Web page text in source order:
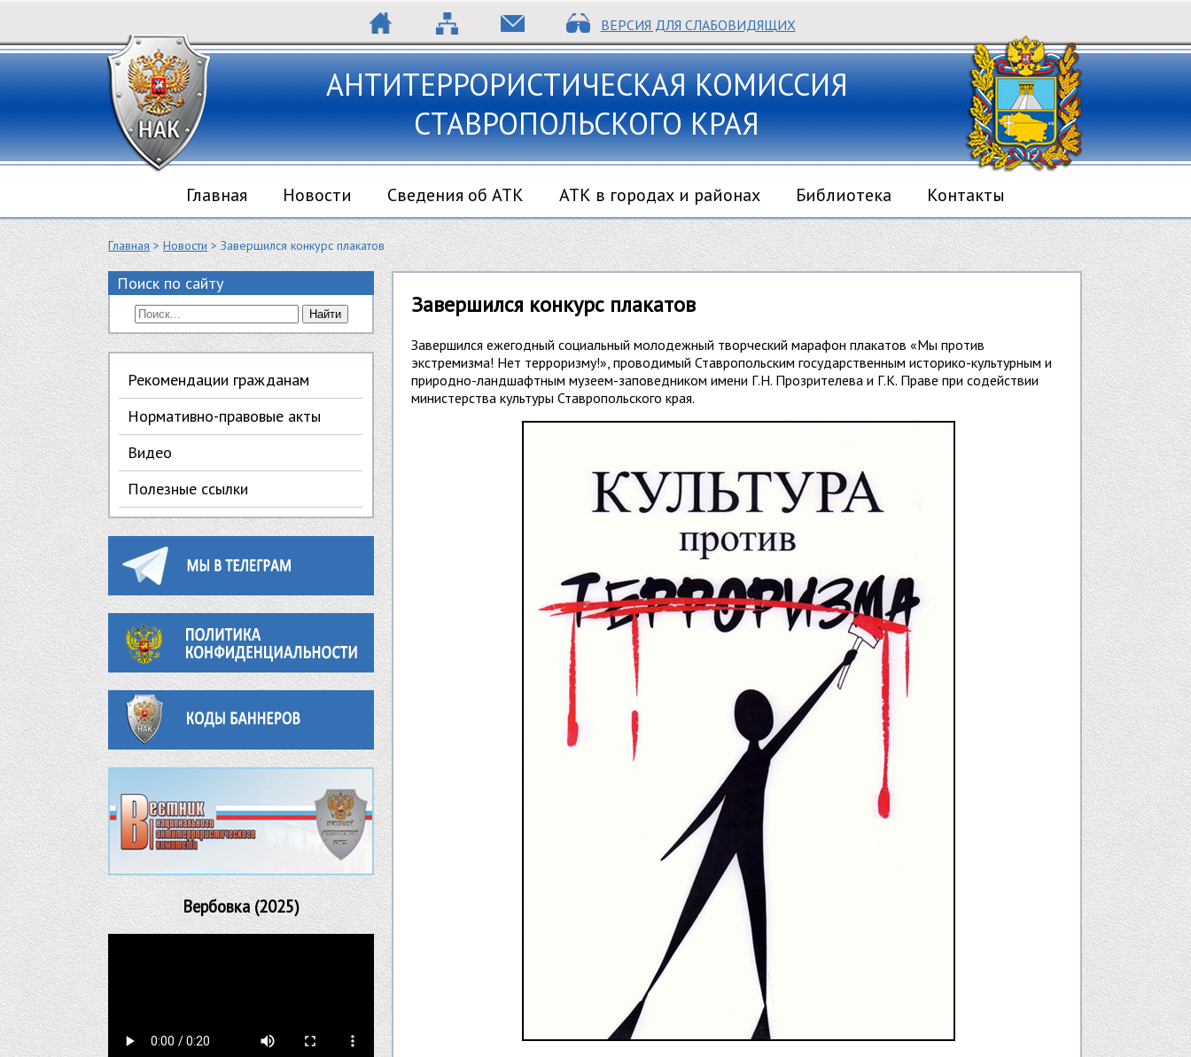
ВЕРСИЯ ДЛЯ СЛАБОВИДЯЩИХ
АНТИТЕРРОРИСТИЧЕСКАЯ КОМИССИЯ
СТАВРОПОЛЬСКОГО КРАЯ
Главная Новости Сведения об АТК АТК в городах и районах Библиотека Контакты
Главная>Новости> Завершился конкурс плакатов
Поиск по сайту
Найти
Рекомендации гражданам
Нормативно-правовые акты
Видео
Полезные ссылки
Вербовка (2025)
Завершился конкурс плакатов
Завершился ежегодный социальный молодежный творческий марафон плакатов «Мы против
экстремизма! Нет терроризму!», проводимый Ставропольским государственным историко-культурным и
природно-ландшафтным музеем-заповедником имени Г.Н. Прозрителева и Г.К. Праве при содействии
министерства культуры Ставропольского края.